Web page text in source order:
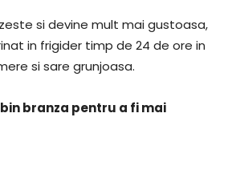
si devine mult mai gustoasa,
in frigider timp de 24 de ore in
si sare grunjoasa.
branza pentru a fi mai